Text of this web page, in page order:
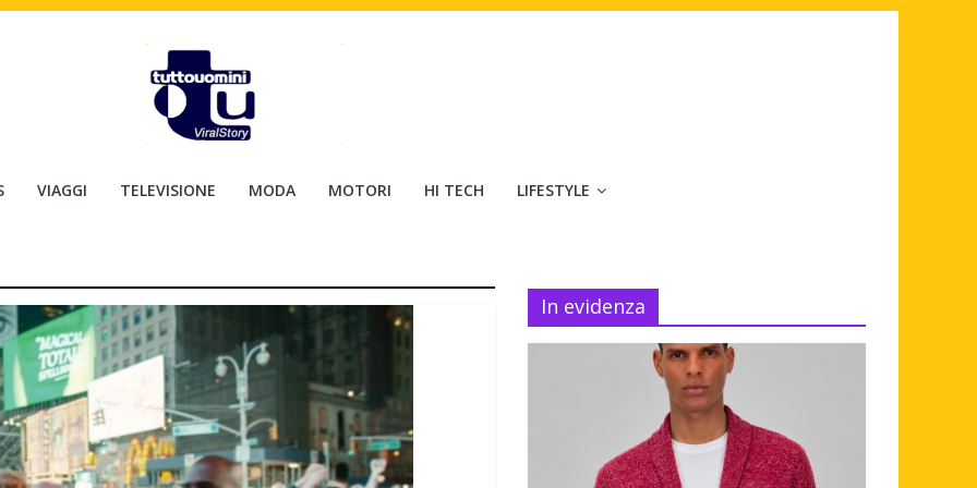
VIAGGI TELEVISIONE MODA MOTORI HI TECH LIFESTYLE
In evidenza